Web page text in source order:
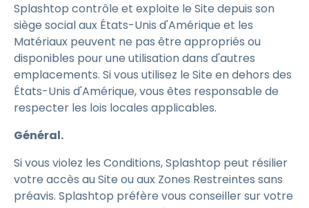
Splashtop contrôle et exploite le Site depuis son
siège social aux États-Unis d'Amérique et les
Matériaux peuvent ne pas être appropriés ou
disponibles pour une utilisation dans d'autres
emplacements. Si vous utilisez le Site en dehors des
États-Unis d'Amérique, vous êtes responsable de
respecter les lois locales applicables.
Général.
Si vous violez les Conditions, Splashtop peut résilier
votre accès au Site ou aux Zones Restreintes sans
préavis. Splashtop préfère vous conseiller sur votre